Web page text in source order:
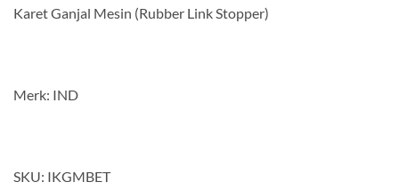
Karet Ganjal Mesin (Rubber Link Stopper)
Merk: IND
SKU: IKGMBET